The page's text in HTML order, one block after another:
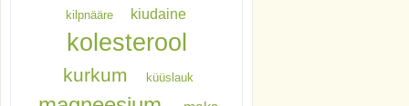
kilpnääre kiudaine
kolesterool
kurkum küüslauk